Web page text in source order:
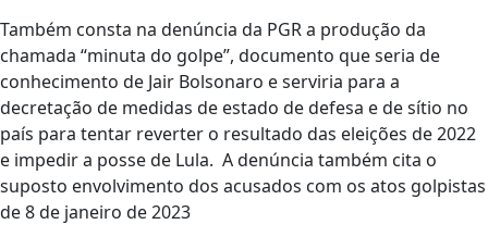
Também consta na denúncia da PGR a produção da
chamada “minuta do golpe”, documento que seria de
conhecimento de Jair Bolsonaro e serviria para a
decretação de medidas de estado de defesa e de sítio no
país para tentar reverter o resultado das eleições de 2022
e impedir a posse de Lula. A denúncia também cita o
suposto envolvimento dos acusados com os atos golpistas
de 8 de janeiro de 2023